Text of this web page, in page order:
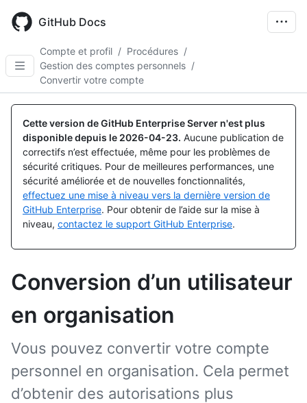
main
GitHub Docs
Compte et profil / Procédures /
Gestion des comptes personnels /
Convertir votre compte
Cette version de GitHub Enterprise Server n'est plus
disponible depuis le 2026-04-23. Aucune publication de
correctifs n’est effectuée, même pour les problèmes de
sécurité critiques. Pour de meilleures performances, une
sécurité améliorée et de nouvelles fonctionnalités,
effectuez une mise à niveau vers la dernière version de
GitHub Enterprise. Pour obtenir de l’aide sur la mise à
niveau, contactez le support GitHub Enterprise.
Conversion d’un utilisateur
en organisation
Vous pouvez convertir votre compte
personnel en organisation. Cela permet
d’obtenir des autorisations plus